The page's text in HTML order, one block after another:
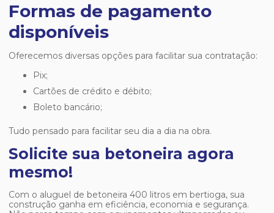
Formas de pagamento
disponíveis
Oferecemos diversas opções para facilitar sua contratação:
Pix;
Cartões de crédito e débito;
Boleto bancário;
Tudo pensado para facilitar seu dia a dia na obra.
Solicite sua betoneira agora
mesmo!
Com o aluguel de betoneira 400 litros em bertioga, sua
construção ganha em eficiência, economia e segurança.